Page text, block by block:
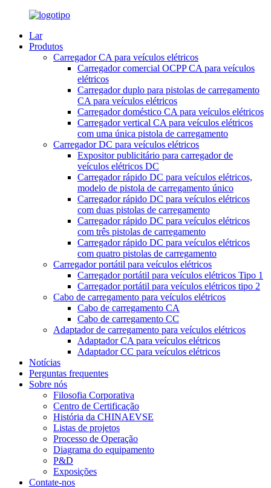
Lar
Produtos
Carregador CA para veículos elétricos
Carregador comercial OCPP CA para veículos
elétricos
Carregador duplo para pistolas de carregamento
CA para veículos elétricos
Carregador doméstico CA para veículos elétricos
Carregador vertical CA para veículos elétricos
com uma única pistola de carregamento
Carregador DC para veículos elétricos
Expositor publicitário para carregador de
veículos elétricos DC
Carregador rápido DC para veículos elétricos,
modelo de pistola de carregamento único
Carregador rápido DC para veículos elétricos
com duas pistolas de carregamento
Carregador rápido DC para veículos elétricos
com três pistolas de carregamento
Carregador rápido DC para veículos elétricos
com quatro pistolas de carregamento
Carregador portátil para veículos elétricos
Carregador portátil para veículos elétricos Tipo 1
Carregador portátil para veículos elétricos tipo 2
Cabo de carregamento para veículos elétricos
Cabo de carregamento CA
Cabo de carregamento CC
Adaptador de carregamento para veículos elétricos
Adaptador CA para veículos elétricos
Adaptador CC para veículos elétricos
Notícias
Perguntas frequentes
Sobre nós
Filosofia Corporativa
Centro de Certificação
História da CHINAEVSE
Listas de projetos
Processo de Operação
Diagrama do equipamento
P&D
Exposições
Contate-nos